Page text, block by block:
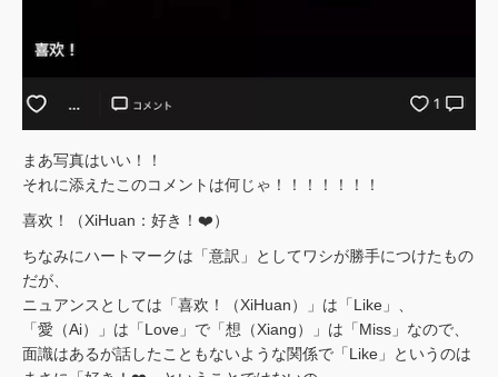
まあ写真はいい！！
それに添えたこのコメントは何じゃ！！！！！！！
喜欢！（XiHuan：好き！❤️）
ちなみにハートマークは「意訳」としてワシが勝手につけたもの
だが、
ニュアンスとしては「喜欢！（XiHuan）」は「Like」、
「愛（Ai）」は「Love」で「想（Xiang）」は「Miss」なので、
面識はあるが話したこともないような関係で「Like」というのは